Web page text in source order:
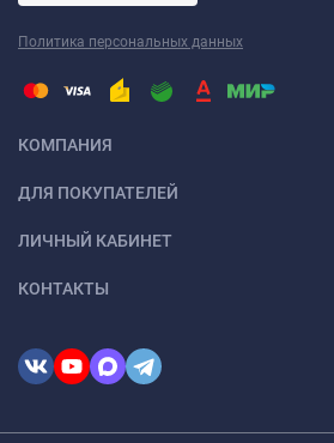
Политика персональных данных
КОМПАНИЯ
ДЛЯ ПОКУПАТЕЛЕЙ
ЛИЧНЫЙ КАБИНЕТ
КОНТАКТЫ